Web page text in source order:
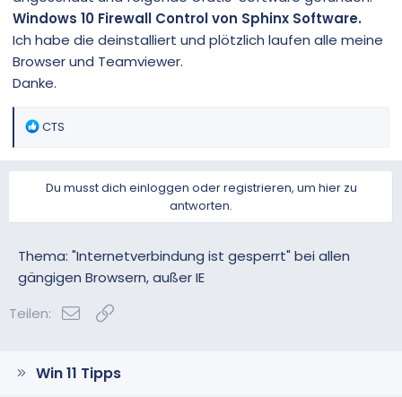
Windows 10 Firewall Control von Sphinx Software.
Ich habe die deinstalliert und plötzlich laufen alle meine
Browser und Teamviewer.
Danke.
R
k
n
n
CTS
Du musst dich einloggen oder registrieren, um hier zu
antworten.
Thema: "Internetverbindung ist gesperrt" bei allen
gängigen Browsern, außer IE
Teilen:
E-Mail
Win 11 Tipps